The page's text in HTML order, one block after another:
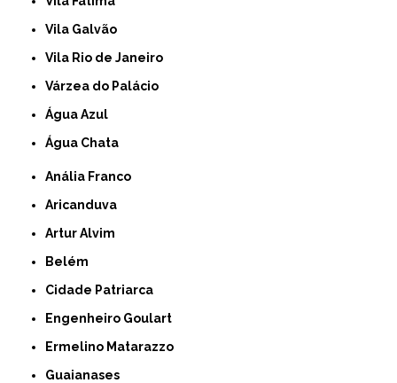
Vila Galvão
Vila Rio de Janeiro
Várzea do Palácio
Água Azul
Água Chata
Anália Franco
Aricanduva
Artur Alvim
Belém
Cidade Patriarca
Engenheiro Goulart
Ermelino Matarazzo
Guaianases